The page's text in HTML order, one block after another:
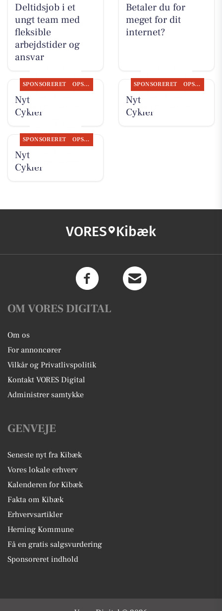
Deltidsjob i et
ungt team med
fleksible
arbejdstider og
ansvar
Betaler du for
meget for dit
internet?
SPONSORERET OPSLAGSTAVLEN
Nyt fra Per P.
Cykler
SPONSORERET OPSLAGSTAVLEN
Nyt fra Per P.
Cykler
SPONSORERET OPSLAGSTAVLEN
Nyt fra Per P.
Cykler
VORES Kibæk
OM VORES DIGITAL
Om os
For annoncører
Vilkår og Privatlivspolitik
Kontakt VORES Digital
Administrer samtykke
GENVEJE
Seneste nyt fra Kibæk
Vores lokale erhverv
Kalenderen for Kibæk
Fakta om Kibæk
Erhvervsartikler
Herning Kommune
Få en gratis salgsvurdering
Sponsoreret indhold